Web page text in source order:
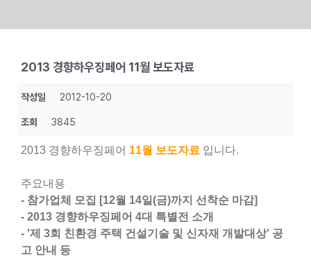
content2013 경향하우징페어 11월 보도자료
작성일 2012-10-20
조회 3845
2013 경향하우징페어 11월 보도자료 입니다.
주요내용
- 참가업체 모집 [12월 14일(금)까지 선착순 마감]
- 2013 경향하우징페어 4대 특별전 소개
- '제 3회 친환경 주택 건설기술 및 신자재 개발대상' 공
고 안내 등